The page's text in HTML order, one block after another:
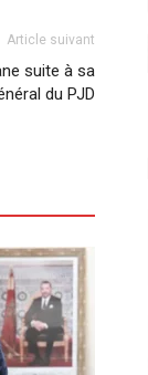
Article suivant
suite à sa
du PJD